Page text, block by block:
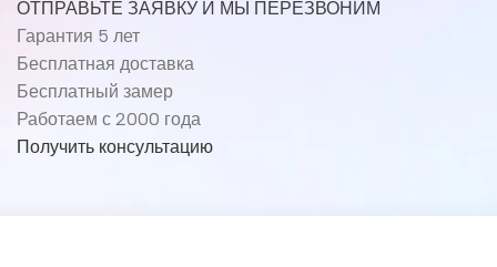
ОТПРАВЬТЕ ЗАЯВКУ И МЫ ПЕРЕЗВОНИМ
Гарантия 5 лет
Бесплатная доставка
Бесплатный замер
Работаем с 2000 года
Получить консультацию